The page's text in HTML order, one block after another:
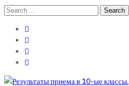
Skip
navigation
Skip
content
Search